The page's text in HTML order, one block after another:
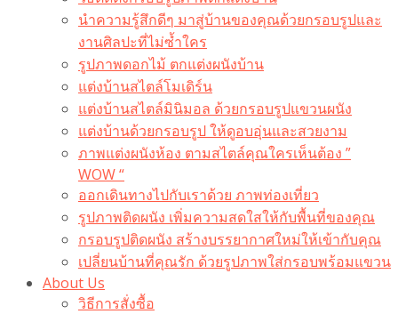
นำความรู้สึกดีๆ มาสู่บ้านของคุณด้วยกรอบรูปและ
งานศิลปะที่ไม่ซ้ำใคร
รูปภาพดอกไม้ ตกแต่งผนังบ้าน
แต่งบ้านสไตล์โมเดิร์น
แต่งบ้านสไตล์มินิมอล ด้วยกรอบรูปแขวนผนัง
แต่งบ้านด้วยกรอบรูป ให้ดูอบอุ่นและสวยงาม
ภาพแต่งผนังห้อง ตามสไตล์คุณใครเห็นต้อง ”
WOW “
ออกเดินทางไปกับเราด้วย ภาพท่องเที่ยว
รูปภาพติดผนัง เพิ่มความสดใสให้กับพื้นที่ของคุณ
กรอบรูปติดผนัง สร้างบรรยากาศใหม่ให้เข้ากับคุณ
เปลี่ยนบ้านที่คุณรัก ด้วยรูปภาพใส่กรอบพร้อมแขวน​
About Us
วิธีการสั่งซื้อ